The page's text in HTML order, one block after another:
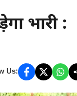
भारी :
Us: